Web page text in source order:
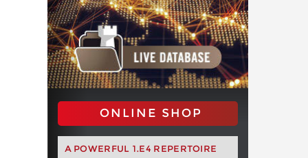
ONLINE SHOP
A POWERFUL 1.E4 REPERTOIRE